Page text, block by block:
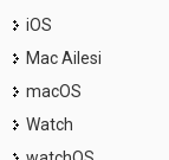
iOS
Mac Ailesi
macOS
Watch